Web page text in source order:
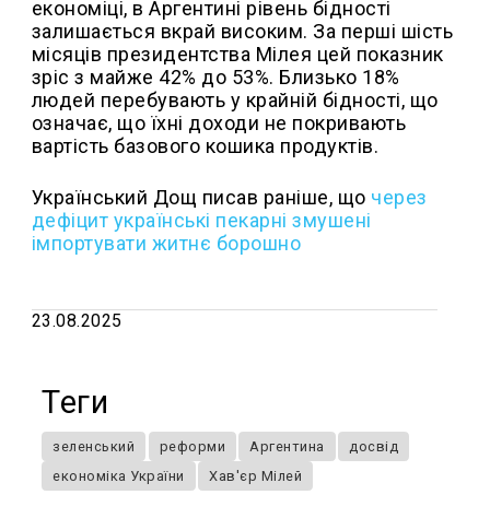
економіці, в Аргентині рівень бідності
залишається вкрай високим. За перші шість
місяців президентства Мілея цей показник
зріс з майже 42% до 53%. Близько 18%
людей перебувають у крайній бідності, що
означає, що їхні доходи не покривають
вартість базового кошика продуктів.
Український Дощ писав раніше, що через
дефіцит українські пекарні змушені
імпортувати житнє борошно
23.08.2025
Теги
зеленський реформи Аргентина
досвід
економіка України
Хав'єр Мілей